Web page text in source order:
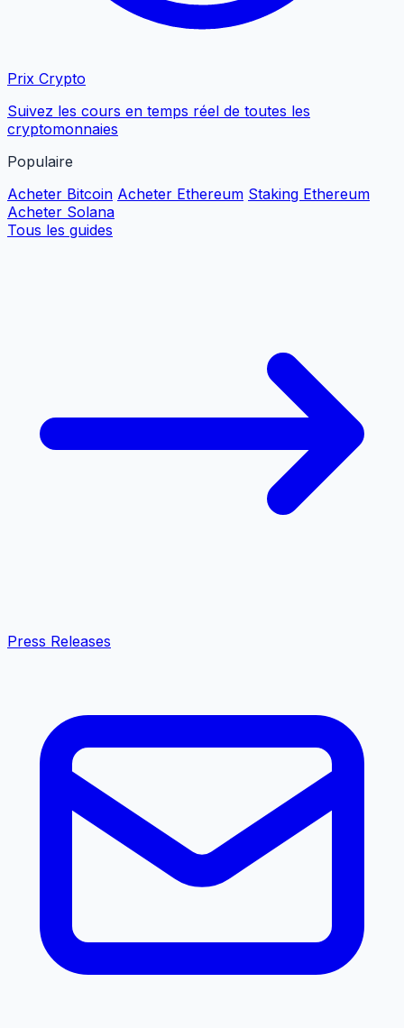
Prix Crypto
Suivez les cours en temps réel de toutes les
cryptomonnaies
Populaire
Acheter Bitcoin Acheter Ethereum Staking Ethereum
Acheter Solana
Tous les guides
Press Releases